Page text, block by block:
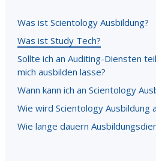
Was ist Scientology Ausbildung?
Was ist Study Tech?
Sollte ich an Auditing-Diensten
mich ausbilden lasse?
Wann kann ich an Scientology
Wie wird Scientology Ausbildung
Wie lange dauern